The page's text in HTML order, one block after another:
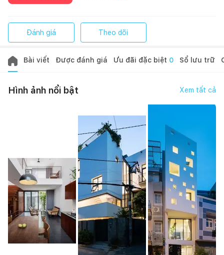
Đánh giá Theo dõi
Bài viết Được đánh giá Ưu đãi đặc biệt 0 Sổ lưu trữ
Hình ảnh nổi bật Xem tất cả